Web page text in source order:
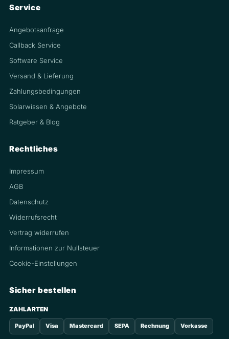
Service
Angebotsanfrage
Callback Service
Software Service
Versand & Lieferung
Zahlungsbedingungen
Solarwissen & Angebote
Ratgeber & Blog
Rechtliches
Impressum
AGB
Datenschutz
Widerrufsrecht
Vertrag widerrufen
Informationen zur Nullsteuer
Cookie-Einstellungen
Sicher bestellen
ZAHLARTEN
PayPal Visa Mastercard SEPA Rechnung Vorkasse